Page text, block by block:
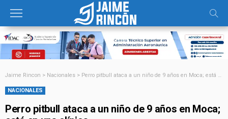
Jaime Rincon > Nacionales > Perro pitbull ataca a un niño de 9 años en Moca; está en una clínica
NACIONALES
Perro pitbull ataca a un niño de 9 años en Moca;